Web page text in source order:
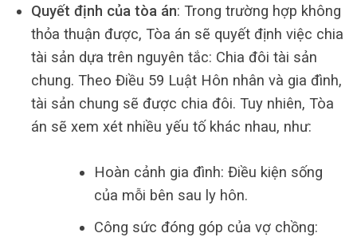
Quyết định của tòa án: Trong trường hợp không
thỏa thuận được, Tòa án sẽ quyết định việc chia
tài sản dựa trên nguyên tắc: Chia đôi tài sản
chung. Theo Điều 59 Luật Hôn nhân và gia đình,
tài sản chung sẽ được chia đôi. Tuy nhiên, Tòa
án sẽ xem xét nhiều yếu tố khác nhau, như:
Hoàn cảnh gia đình: Điều kiện sống
của mỗi bên sau ly hôn.
Công sức đóng góp của vợ chồng: